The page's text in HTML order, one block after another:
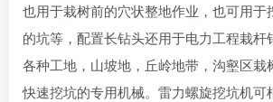
也用于栽树前的穴状整地作业，也可用于
的坑等，配置长钻头还用于电力工程栽杆
各种工地，山坡地，丘岭地带，沟壑区栽
快速挖坑的专用机械。雷力螺旋挖坑机可